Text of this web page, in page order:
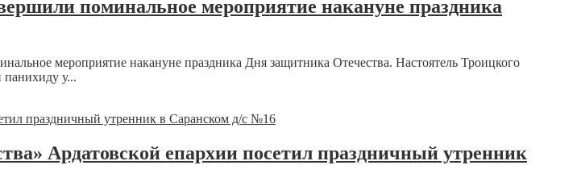
поминальное мероприятие накануне праздника
мероприятие накануне праздника Дня защитника Отечества. Настоятель Троицкого
у...
Ардатовской епархии посетил праздничный утренник